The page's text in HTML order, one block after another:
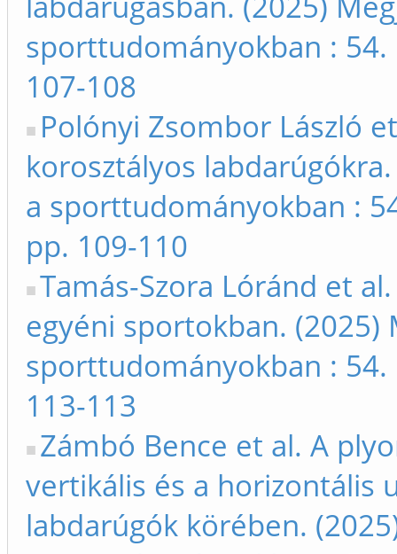
sporttudományokban :
107-108
Polónyi Zsombor László
korosztályos
a sporttudományokban :
pp. 109-110
Tamás-Szora Lóránd et
egyéni sportokban.
sporttudományokban :
113-113
Zámbó Bence et al. A
vertikális és a horizontális
labdarúgók körében.